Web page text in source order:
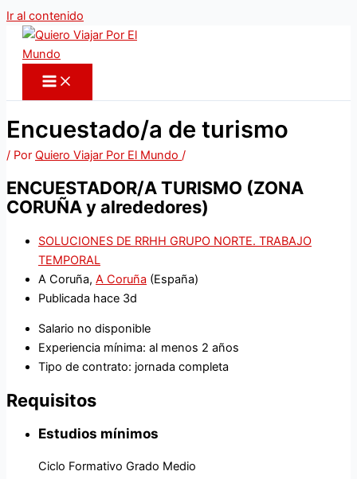
Ir al contenido
Encuestado/a de turismo
/ Por Quiero Viajar Por El Mundo /
ENCUESTADOR/A TURISMO (ZONA
CORUÑA y alrededores)
SOLUCIONES DE RRHH GRUPO NORTE. TRABAJO
TEMPORAL
A Coruña, A Coruña (España)
Publicada hace 3d
Salario no disponible
Experiencia mínima: al menos 2 años
Tipo de contrato: jornada completa
Requisitos
Estudios mínimos
Ciclo Formativo Grado Medio